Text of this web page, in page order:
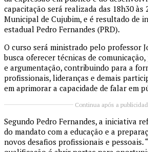
capacitação será realizada das 18h30 às
Municipal de Cujubim, e é resultado de
estadual Pedro Fernandes (PRD).
O curso será ministrado pelo professor
busca oferecer técnicas de
e argumentação, contribuindo para a
profissionais, lideranças e demais
em aprimorar a capacidade de falar em
Continua após a
Segundo Pedro Fernandes, a iniciativa
do mandato com a educação e a
novos desafios profissionais e pessoais.